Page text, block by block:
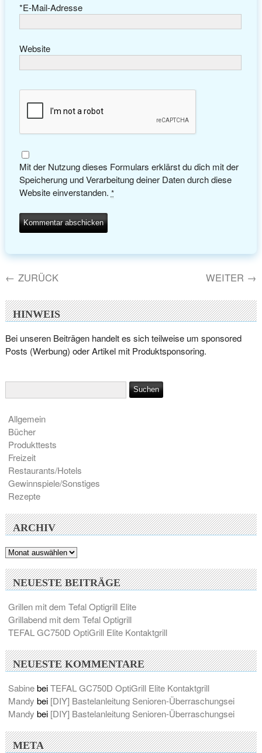
E-Mail-Adresse
*
Website
Mit der Nutzung dieses Formulars erklärst du dich mit der
Speicherung und Verarbeitung deiner Daten durch diese
Website einverstanden. *
← ZURÜCK WEITER →
HINWEIS
Bei unseren Beiträgen handelt es sich teilweise um sponsored
Posts (Werbung) oder Artikel mit Produktsponsoring.
Allgemein
Bücher
Produkttests
Freizeit
Restaurants/Hotels
Gewinnspiele/Sonstiges
Rezepte
ARCHIV
Archiv
NEUESTE BEITRÄGE
Grillen mit dem Tefal Optigrill Elite
Grillabend mit dem Tefal Optigrill
TEFAL GC750D OptiGrill Elite Kontaktgrill
NEUESTE KOMMENTARE
SabinebeiTEFAL GC750D OptiGrill Elite Kontaktgrill
Mandy bei [DIY] Bastelanleitung Senioren-Überraschungsei
Mandy bei [DIY] Bastelanleitung Senioren-Überraschungsei
META